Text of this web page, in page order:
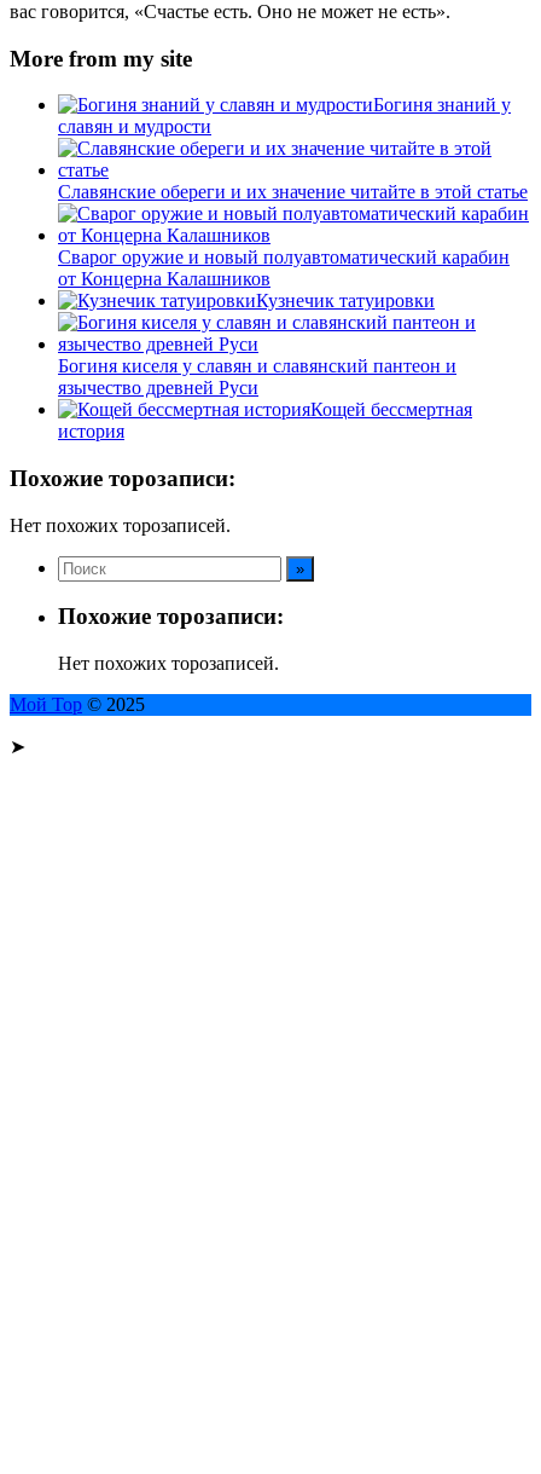
вас говорится, «Счастье есть. Оно не может не есть».
More from my site
Богиня знаний у
славян и мудрости
Славянские обереги и их значение читайте в этой статье
Сварог оружие и новый полуавтоматический карабин
от Концерна Калашников
Кузнечик татуировки
Богиня киселя у славян и славянский пантеон и
язычество древней Руси
Кощей бессмертная
история
Похожие торозаписи:
Нет похожих торозаписей.
Похожие торозаписи:
Нет похожих торозаписей.
Мой Тор © 2025
➤